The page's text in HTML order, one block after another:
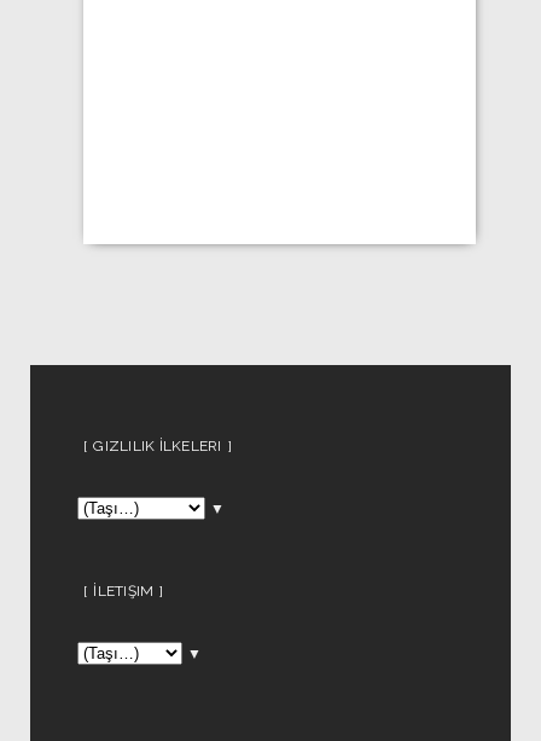
GIZLILIK İLKELERI
▼
İLETIŞIM
▼